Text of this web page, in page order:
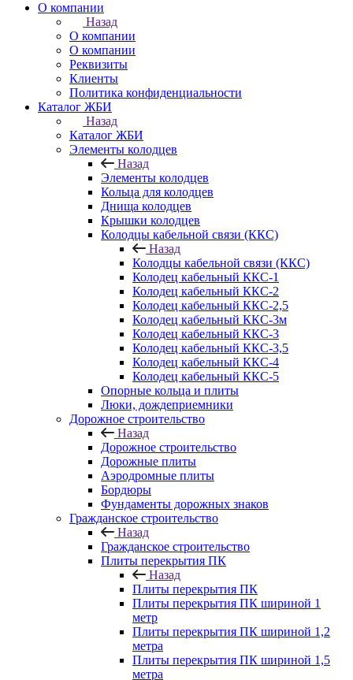
О компании
Назад
О компании
О компании
Реквизиты
Клиенты
Политика конфиденциальности
Каталог ЖБИ
Назад
Каталог ЖБИ
Элементы колодцев
Назад
Элементы колодцев
Кольца для колодцев
Днища колодцев
Крышки колодцев
Колодцы кабельной связи (ККС)
Назад
Колодцы кабельной связи (ККС)
Колодец кабельный ККС-1
Колодец кабельный ККС-2
Колодец кабельный ККС-2,5
Колодец кабельный ККС-3м
Колодец кабельный ККС-3
Колодец кабельный ККС-3,5
Колодец кабельный ККС-4
Колодец кабельный ККС-5
Опорные кольца и плиты
Люки, дождеприемники
Дорожное строительство
Назад
Дорожное строительство
Дорожные плиты
Аэродромные плиты
Бордюры
Фундаменты дорожных знаков
Гражданское строительство
Назад
Гражданское строительство
Плиты перекрытия ПК
Назад
Плиты перекрытия ПК
Плиты перекрытия ПК шириной 1
метр
Плиты перекрытия ПК шириной 1,2
метра
Плиты перекрытия ПК шириной 1,5
метра